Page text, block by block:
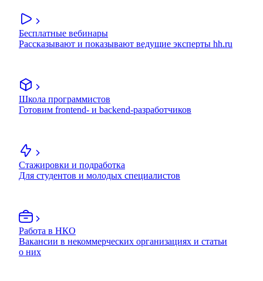
Бесплатные вебинары
Рассказывают и показывают ведущие эксперты hh.ru
Школа программистов
Готовим frontend- и backend-разработчиков
Стажировки и подработка
Для студентов и молодых специалистов
Работа в НКО
Вакансии в некоммерческих организациях и статьи
о них